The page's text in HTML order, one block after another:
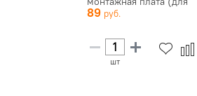
электрич...
89
шт